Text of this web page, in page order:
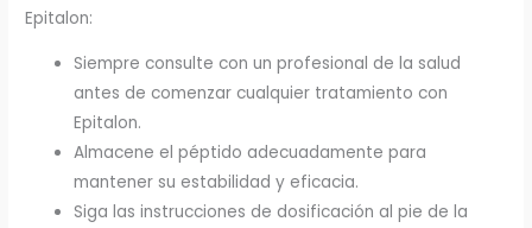
Epitalon:
Siempre consulte con un profesional de la salud
antes de comenzar cualquier tratamiento con
Epitalon.
Almacene el péptido adecuadamente para
mantener su estabilidad y eficacia.
Siga las instrucciones de dosificación al pie de la